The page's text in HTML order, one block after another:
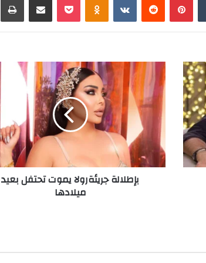
ب
إ
ط
ج
ر
ا
بإطلالة جريئةرولا يموت تحتفل بعيد
ميلادها